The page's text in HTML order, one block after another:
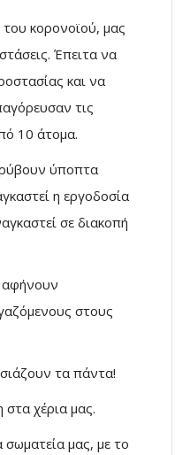
του κορονοϊού, μας
Έπειτα να
και να
τις
10 άτομα.
ύποπτα
η εργοδοσία
σε διακοπή
αφήνουν
στους
τα πάντα!
χέρια μας.
μας, με το